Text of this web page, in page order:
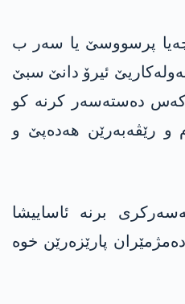
پرسووسێ یا سەر ب
ئیرۆ دانێ سبێ
سەر مالان و 25 کەس دەستەسەر کرنە کو
و رێڤەبەرێن ھەدەپێ و
برنە ئاساییشا
رحایێ و ناھێلن ھەتا 24 دەمژمێران پارێزەرێن خوە